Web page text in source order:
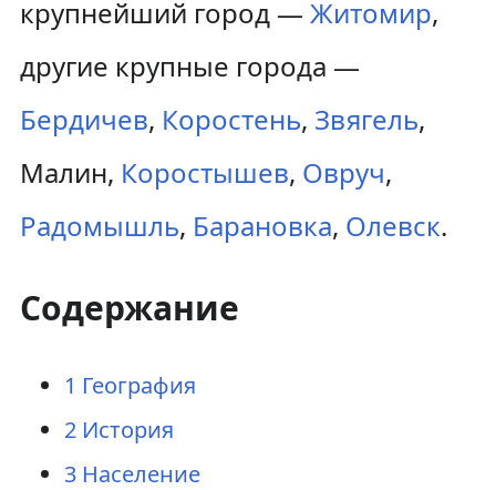
крупнейший город — Житомир,
другие крупные города —
Бердичев, Коростень, Звягель,
Малин, Коростышев, Овруч,
Радомышль, Барановка, Олевск.
Содержание
1 География
2 История
3 Население